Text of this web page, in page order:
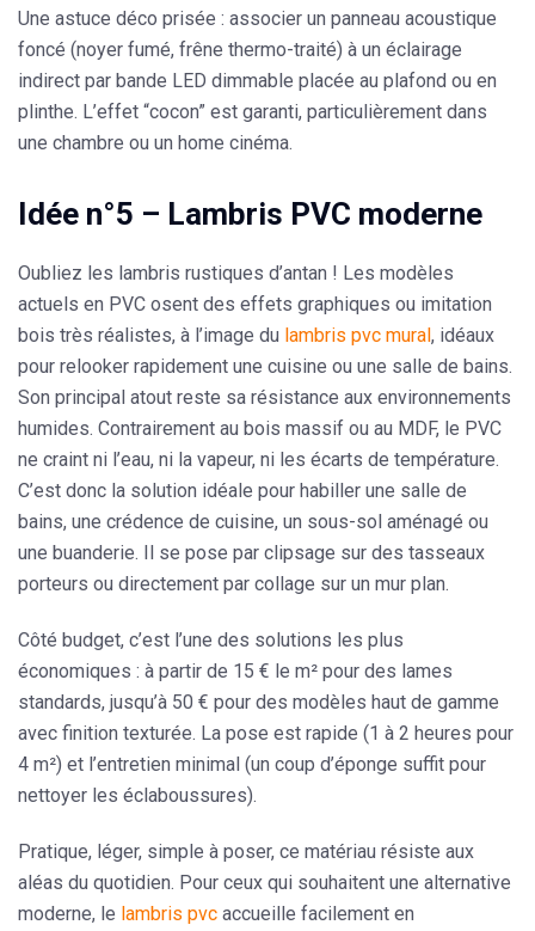
Une astuce déco prisée : associer un panneau acoustique
foncé (noyer fumé, frêne thermo-traité) à un éclairage
indirect par bande LED dimmable placée au plafond ou en
plinthe. L’effet “cocon” est garanti, particulièrement dans
une chambre ou un home cinéma.
Idée n°5 – Lambris PVC moderne
Oubliez les lambris rustiques d’antan ! Les modèles
actuels en PVC osent des effets graphiques ou imitation
bois très réalistes, à l’image du lambris pvc mural, idéaux
pour relooker rapidement une cuisine ou une salle de bains.
Son principal atout reste sa résistance aux environnements
humides. Contrairement au bois massif ou au MDF, le PVC
ne craint ni l’eau, ni la vapeur, ni les écarts de température.
C’est donc la solution idéale pour habiller une salle de
bains, une crédence de cuisine, un sous-sol aménagé ou
une buanderie. Il se pose par clipsage sur des tasseaux
porteurs ou directement par collage sur un mur plan.
Côté budget, c’est l’une des solutions les plus
économiques : à partir de 15 € le m² pour des lames
standards, jusqu’à 50 € pour des modèles haut de gamme
avec finition texturée. La pose est rapide (1 à 2 heures pour
4 m²) et l’entretien minimal (un coup d’éponge suffit pour
nettoyer les éclaboussures).
Pratique, léger, simple à poser, ce matériau résiste aux
aléas du quotidien. Pour ceux qui souhaitent une alternative
moderne, le lambris pvc accueille facilement en